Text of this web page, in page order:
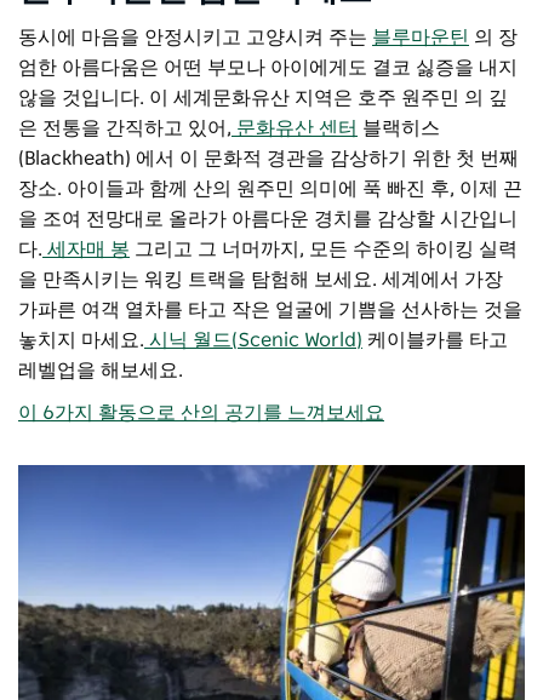
동시에 마음을 안정시키고 고양시켜 주는 블루마운틴 의 장
엄한 아름다움은 어떤 부모나 아이에게도 결코 싫증을 내지
않을 것입니다. 이 세계문화유산 지역은 호주 원주민 의 깊
은 전통을 간직하고 있어, 문화유산 센터 블랙히스
(Blackheath) 에서 이 문화적 경관을 감상하기 위한 첫 번째
장소. 아이들과 함께 산의 원주민 의미에 푹 빠진 후, 이제 끈
을 조여 전망대로 올라가 아름다운 경치를 감상할 시간입니
다. 세자매 봉 그리고 그 너머까지, 모든 수준의 하이킹 실력
을 만족시키는 워킹 트랙을 탐험해 보세요. 세계에서 가장
가파른 여객 열차를 타고 작은 얼굴에 기쁨을 선사하는 것을
놓치지 마세요. 시닉 월드(Scenic World) 케이블카를 타고
레벨업을 해보세요.
이 6가지 활동으로 산의 공기를 느껴보세요